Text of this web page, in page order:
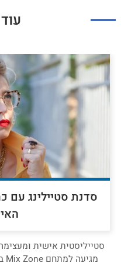
סדנת סטיילינג עם
סטייליסטית אישית
מגיעה למתחם Mix Zone במודיעין. מדובר במפגש פרקטי...